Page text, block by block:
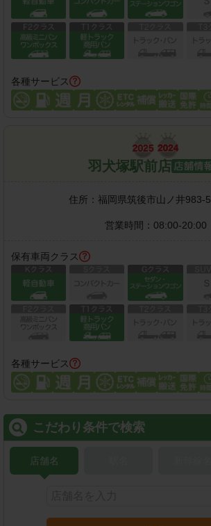
各種サービス
羽犬塚駅前店
住所： 福岡県筑後市山ノ井983-5
営業時間： 08:00-20:00
保有車両クラス
各種サービス
こだわり条件で検索
店舗名